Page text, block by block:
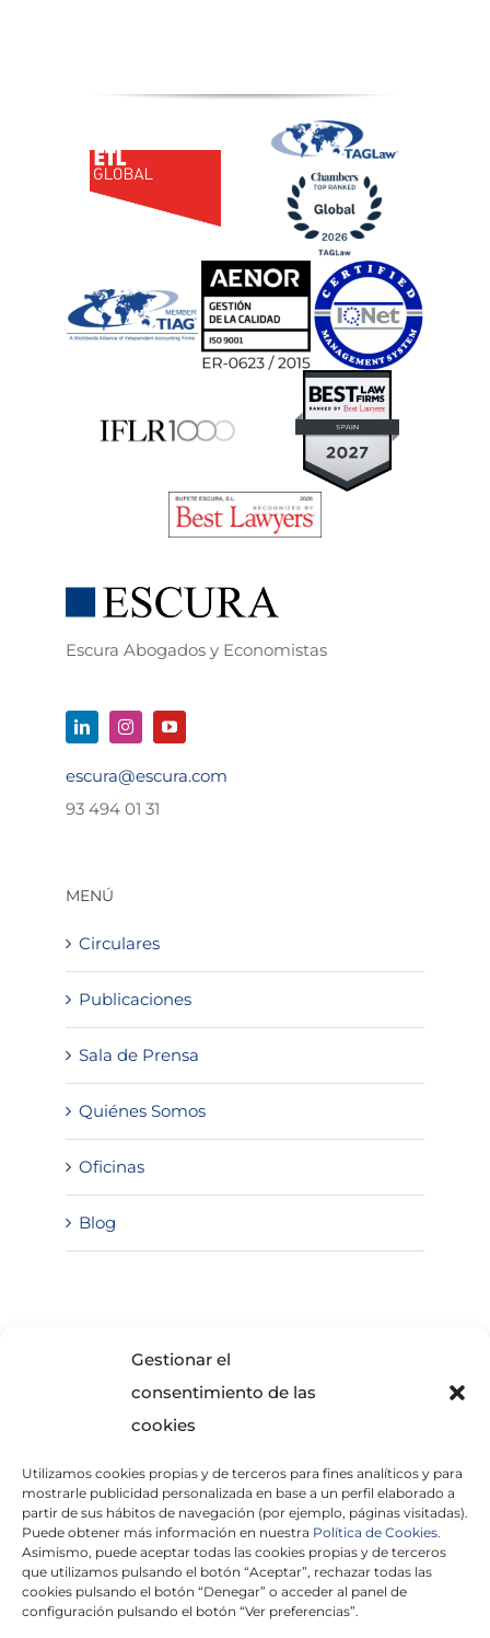
Gestionar el
consentimiento de las
cookies
Utilizamos cookies propias y de terceros para fines analíticos y para
mostrarle publicidad personalizada en base a un perfil elaborado a
partir de sus hábitos de navegación (por ejemplo, páginas visitadas).
Puede obtener más información en nuestra Política de Cookies.
Asimismo, puede aceptar todas las cookies propias y de terceros
que utilizamos pulsando el botón “Aceptar”, rechazar todas las
cookies pulsando el botón “Denegar” o acceder al panel de
configuración pulsando el botón “Ver preferencias”.
Escura Abogados y Economistas
escura@escura.com
93 494 01 31
MENÚ
Circulares
Publicaciones
Sala de Prensa
Quiénes Somos
Oficinas
Blog
He leído y acepto laPolítica de Privacidad